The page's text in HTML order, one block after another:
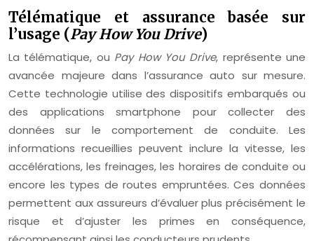
Télématique et assurance basée sur
l’usage (Pay How You Drive)
La télématique, ou Pay How You Drive, représente une
avancée majeure dans l’assurance auto sur mesure.
Cette technologie utilise des dispositifs embarqués ou
des applications smartphone pour collecter des
données sur le comportement de conduite. Les
informations recueillies peuvent inclure la vitesse, les
accélérations, les freinages, les horaires de conduite ou
encore les types de routes empruntées. Ces données
permettent aux assureurs d’évaluer plus précisément le
risque et d’ajuster les primes en conséquence,